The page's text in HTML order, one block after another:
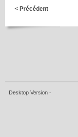
< Précédent
Desktop Version -